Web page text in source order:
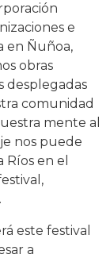
e
en Ñuñoa,
obras
desplegadas
comunidad
mente al
nos puede
Ríos en el
este festival
a